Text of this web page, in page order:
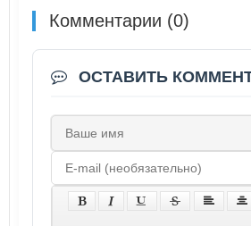
Комментарии (0)
ОСТАВИТЬ